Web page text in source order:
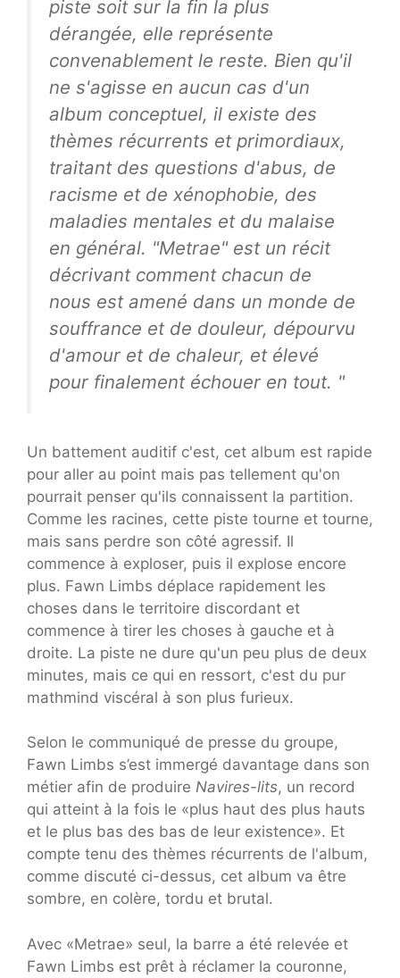
piste soit sur la fin la plus
dérangée, elle représente
convenablement le reste. Bien qu'il
ne s'agisse en aucun cas d'un
album conceptuel, il existe des
thèmes récurrents et primordiaux,
traitant des questions d'abus, de
racisme et de xénophobie, des
maladies mentales et du malaise
en général. "Metrae" est un récit
décrivant comment chacun de
nous est amené dans un monde de
souffrance et de douleur, dépourvu
d'amour et de chaleur, et élevé
pour finalement échouer en tout. "
Un battement auditif c'est, cet album est rapide
pour aller au point mais pas tellement qu'on
pourrait penser qu'ils connaissent la partition.
Comme les racines, cette piste tourne et tourne,
mais sans perdre son côté agressif. Il
commence à exploser, puis il explose encore
plus. Fawn Limbs déplace rapidement les
choses dans le territoire discordant et
commence à tirer les choses à gauche et à
droite. La piste ne dure qu'un peu plus de deux
minutes, mais ce qui en ressort, c'est du pur
mathmind viscéral à son plus furieux.
Selon le communiqué de presse du groupe,
Fawn Limbs s’est immergé davantage dans son
métier afin de produire Navires-lits, un record
qui atteint à la fois le «plus haut des plus hauts
et le plus bas des bas de leur existence». Et
compte tenu des thèmes récurrents de l'album,
comme discuté ci-dessus, cet album va être
sombre, en colère, tordu et brutal.
Avec «Metrae» seul, la barre a été relevée et
Fawn Limbs est prêt à réclamer la couronne,